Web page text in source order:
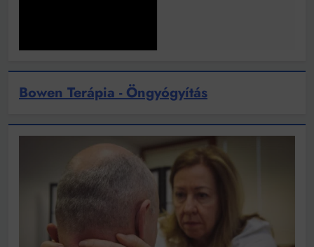
Bowen Terápia - Öngyógyítás